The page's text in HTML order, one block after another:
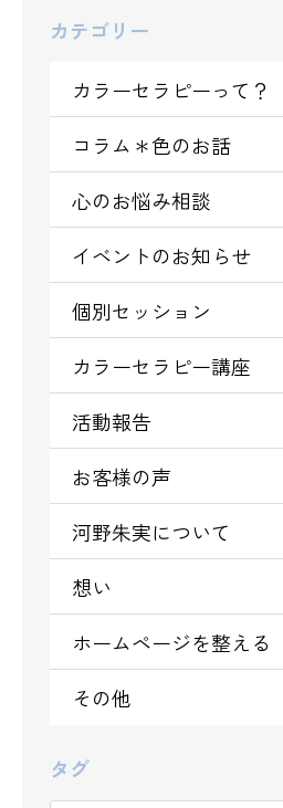
カテゴリー
カラーセラピーって？
コラム＊色のお話
心のお悩み相談
イベントのお知らせ
個別セッション
カラーセラピー講座
活動報告
お客様の声
河野朱実について
想い
ホームページを整える
その他
タグ